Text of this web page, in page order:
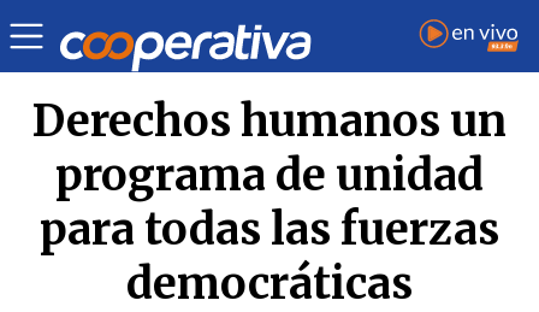
Opinión | Fernando Astudillo Becerra
Derechos humanos un
programa de unidad
para todas las fuerzas
democráticas